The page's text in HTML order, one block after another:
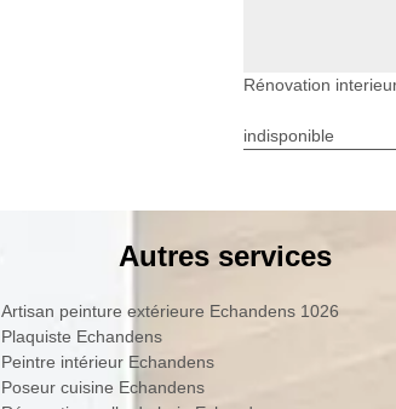
Rénovation
indisponible
Autres services
Artisan peinture extérieure Echandens 1026
Plaquiste Echandens
Peintre intérieur Echandens
Poseur cuisine Echandens